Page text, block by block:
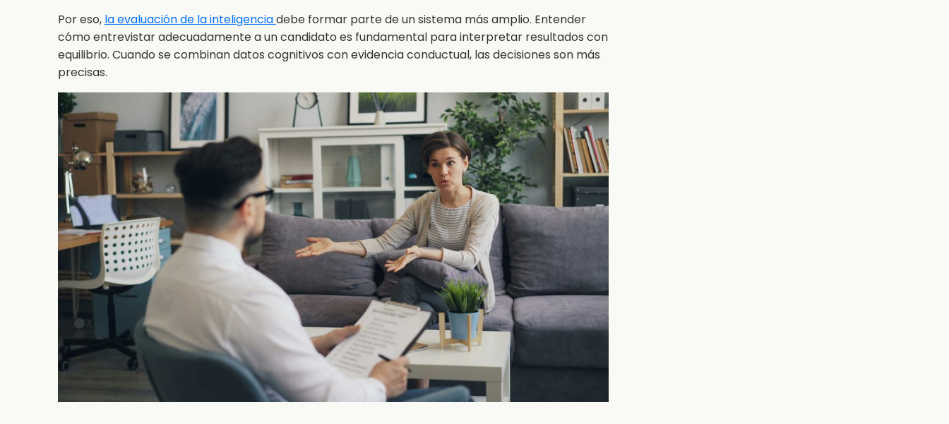
Por eso, la evaluación de la inteligenciadebe formar parte de un sistema más amplio. Entender
cómo entrevistar adecuadamente a un candidato es fundamental para interpretar resultados con
equilibrio. Cuando se combinan datos cognitivos con evidencia conductual, las decisiones son más
precisas.